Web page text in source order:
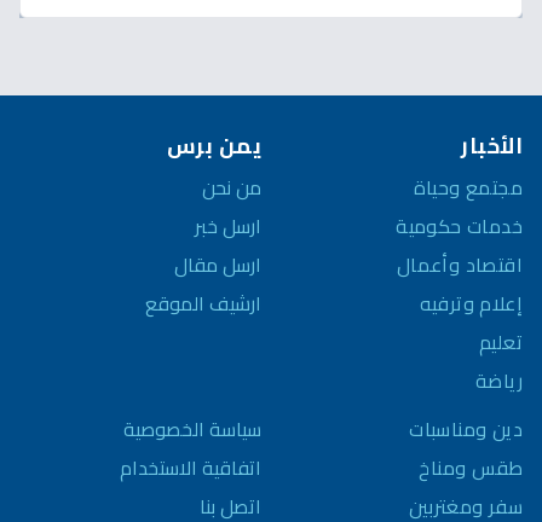
الأخبار
مجتمع وحياة
خدمات حكومية
اقتصاد وأعمال
إعلام وترفيه
تعليم
رياضة
دين ومناسبات
طقس ومناخ
سفر ومغتربين
يمن برس
من نحن
ارسل خبر
ارسل مقال
ارشيف الموقع
سياسة الخصوصية
اتفاقية الاستخدام
اتصل بنا